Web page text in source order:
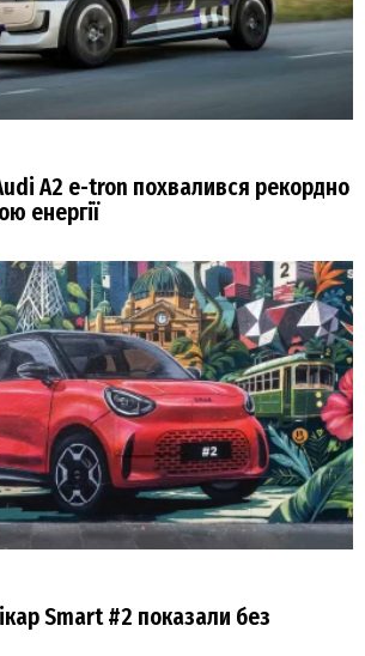
A2 e-tron похвалився рекордно
енергії
Smart #2 показали без